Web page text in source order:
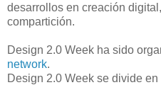
desarrollos en creación
compartición.
Design 2.0 Week ha sido
network.
Design 2.0 Week se divide